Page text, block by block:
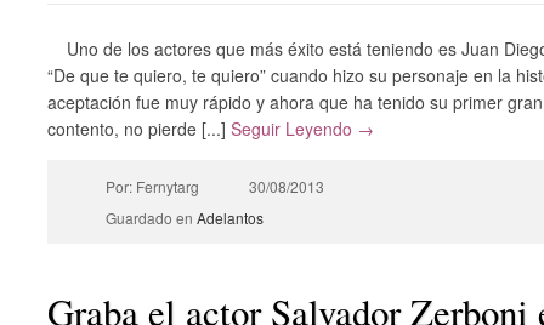
Uno de los actores que más éxito está teniendo es Juan
“De que te quiero, te quiero” cuando hizo su personaje en la
aceptación fue muy rápido y ahora que ha tenido su primer
contento, no pierde [...]Seguir Leyendo →
Por: Fernytarg
30/08/2013
Guardado en Adelantos
Graba el actor Salvador Zerboni